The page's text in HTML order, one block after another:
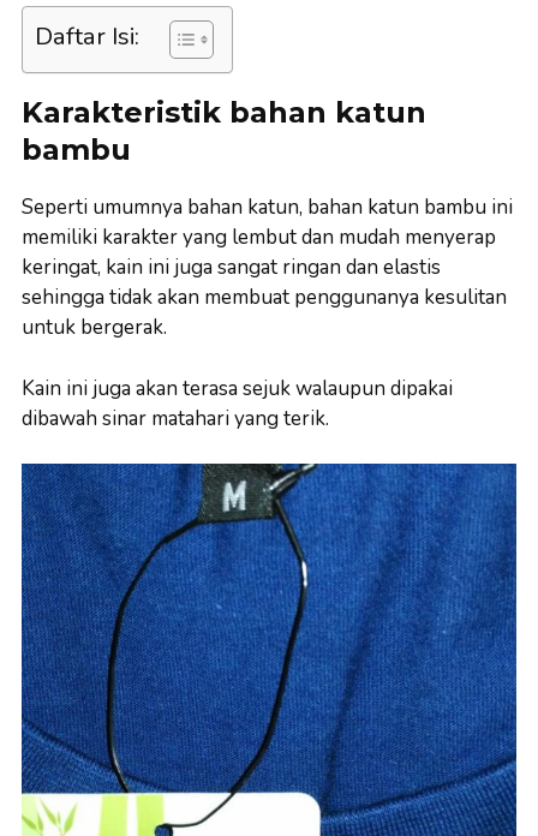
Daftar Isi:
Karakteristik bahan katun
bambu
Seperti umumnya bahan katun, bahan katun bambu ini
memiliki karakter yang lembut dan mudah menyerap
keringat, kain ini juga sangat ringan dan elastis
sehingga tidak akan membuat penggunanya kesulitan
untuk bergerak.
Kain ini juga akan terasa sejuk walaupun dipakai
dibawah sinar matahari yang terik.